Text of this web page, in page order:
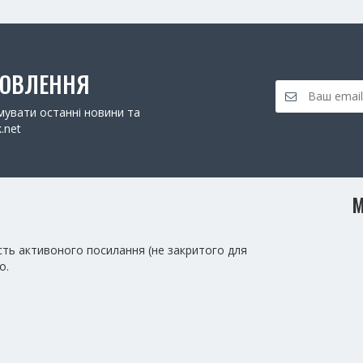
останні новини та
активоного посилання (не закритого для